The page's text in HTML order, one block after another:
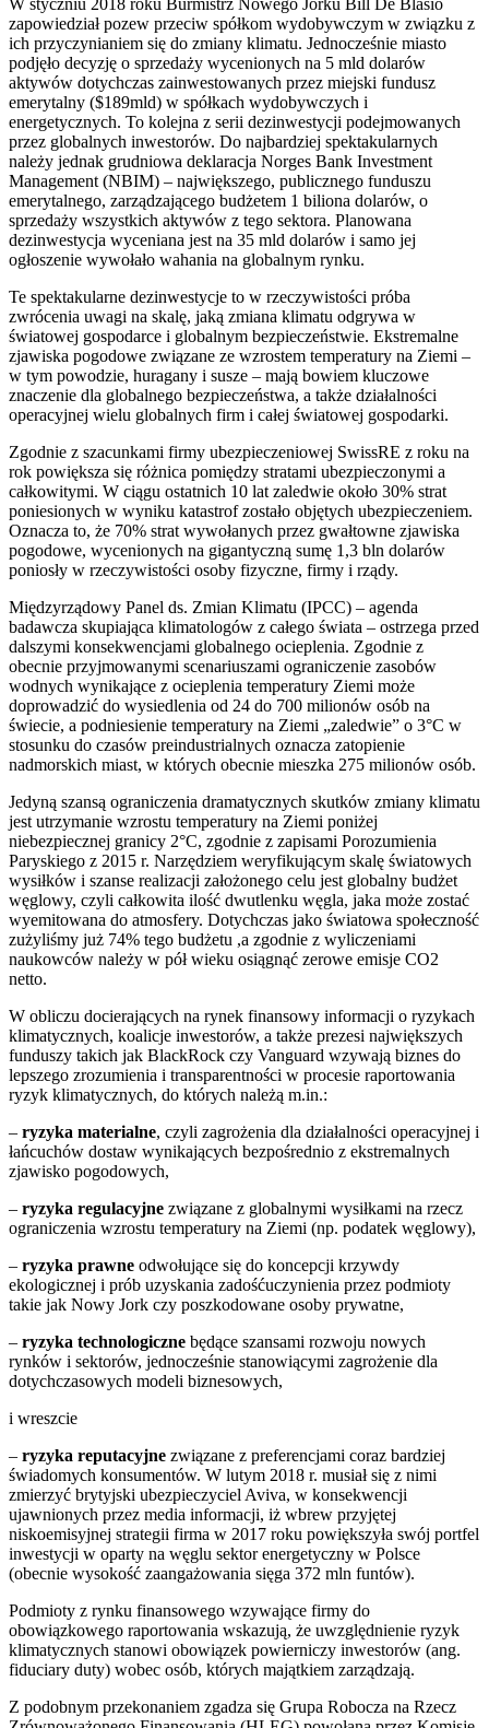
zapowiedział pozew przeciw spółkom wydobywczym w związku z
ich przyczynianiem się do zmiany klimatu. Jednocześnie miasto
podjęło decyzję o sprzedaży wycenionych na 5 mld dolarów
aktywów dotychczas zainwestowanych przez miejski fundusz
emerytalny ($189mld) w spółkach wydobywczych i
energetycznych. To kolejna z serii dezinwestycji podejmowanych
przez globalnych inwestorów. Do najbardziej spektakularnych
należy jednak grudniowa deklaracja Norges Bank Investment
Management (NBIM) – największego, publicznego funduszu
emerytalnego, zarządzającego budżetem 1 biliona dolarów, o
sprzedaży wszystkich aktywów z tego sektora. Planowana
dezinwestycja wyceniana jest na 35 mld dolarów i samo jej
ogłoszenie wywołało wahania na globalnym rynku.
Te spektakularne dezinwestycje to w rzeczywistości próba
zwrócenia uwagi na skalę, jaką zmiana klimatu odgrywa w
światowej gospodarce i globalnym bezpieczeństwie. Ekstremalne
zjawiska pogodowe związane ze wzrostem temperatury na Ziemi –
w tym powodzie, huragany i susze – mają bowiem kluczowe
znaczenie dla globalnego bezpieczeństwa, a także działalności
operacyjnej wielu globalnych firm i całej światowej gospodarki.
Zgodnie z szacunkami firmy ubezpieczeniowej SwissRE z roku na
rok powiększa się różnica pomiędzy stratami ubezpieczonymi a
całkowitymi. W ciągu ostatnich 10 lat zaledwie około 30% strat
poniesionych w wyniku katastrof zostało objętych ubezpieczeniem.
Oznacza to, że 70% strat wywołanych przez gwałtowne zjawiska
pogodowe, wycenionych na gigantyczną sumę 1,3 bln dolarów
poniosły w rzeczywistości osoby fizyczne, firmy i rządy.
Międzyrządowy Panel ds. Zmian Klimatu (IPCC) – agenda
badawcza skupiająca klimatologów z całego świata – ostrzega przed
dalszymi konsekwencjami globalnego ocieplenia. Zgodnie z
obecnie przyjmowanymi scenariuszami ograniczenie zasobów
wodnych wynikające z ocieplenia temperatury Ziemi może
doprowadzić do wysiedlenia od 24 do 700 milionów osób na
świecie, a podniesienie temperatury na Ziemi „zaledwie” o 3°C w
stosunku do czasów preindustrialnych oznacza zatopienie
nadmorskich miast, w których obecnie mieszka 275 milionów osób.
Jedyną szansą ograniczenia dramatycznych skutków zmiany klimatu
jest utrzymanie wzrostu temperatury na Ziemi poniżej
niebezpiecznej granicy 2°C, zgodnie z zapisami Porozumienia
Paryskiego z 2015 r. Narzędziem weryfikującym skalę światowych
wysiłków i szanse realizacji założonego celu jest globalny budżet
węglowy, czyli całkowita ilość dwutlenku węgla, jaka może zostać
wyemitowana do atmosfery. Dotychczas jako światowa społeczność
zużyliśmy już 74% tego budżetu ,a zgodnie z wyliczeniami
naukowców należy w pół wieku osiągnąć zerowe emisje CO2
netto.
W obliczu docierających na rynek finansowy informacji o ryzykach
klimatycznych, koalicje inwestorów, a także prezesi największych
funduszy takich jak BlackRock czy Vanguard wzywają biznes do
lepszego zrozumienia i transparentności w procesie raportowania
ryzyk klimatycznych, do których należą m.in.:
– ryzyka materialne, czyli zagrożenia dla działalności operacyjnej i
łańcuchów dostaw wynikających bezpośrednio z ekstremalnych
zjawisko pogodowych,
– ryzyka regulacyjne związane z globalnymi wysiłkami na rzecz
ograniczenia wzrostu temperatury na Ziemi (np. podatek węglowy),
– ryzyka prawne odwołujące się do koncepcji krzywdy
ekologicznej i prób uzyskania zadośćuczynienia przez podmioty
takie jak Nowy Jork czy poszkodowane osoby prywatne,
– ryzyka technologiczne będące szansami rozwoju nowych
rynków i sektorów, jednocześnie stanowiącymi zagrożenie dla
dotychczasowych modeli biznesowych,
i wreszcie
– ryzyka reputacyjne związane z preferencjami coraz bardziej
świadomych konsumentów. W lutym 2018 r. musiał się z nimi
zmierzyć brytyjski ubezpieczyciel Aviva, w konsekwencji
ujawnionych przez media informacji, iż wbrew przyjętej
niskoemisyjnej strategii firma w 2017 roku powiększyła swój portfel
inwestycji w oparty na węglu sektor energetyczny w Polsce
(obecnie wysokość zaangażowania sięga 372 mln funtów).
Podmioty z rynku finansowego wzywające firmy do
obowiązkowego raportowania wskazują, że uwzględnienie ryzyk
klimatycznych stanowi obowiązek powierniczy inwestorów (ang.
fiduciary duty) wobec osób, których majątkiem zarządzają.
Z podobnym przekonaniem zgadza się Grupa Robocza na Rzecz